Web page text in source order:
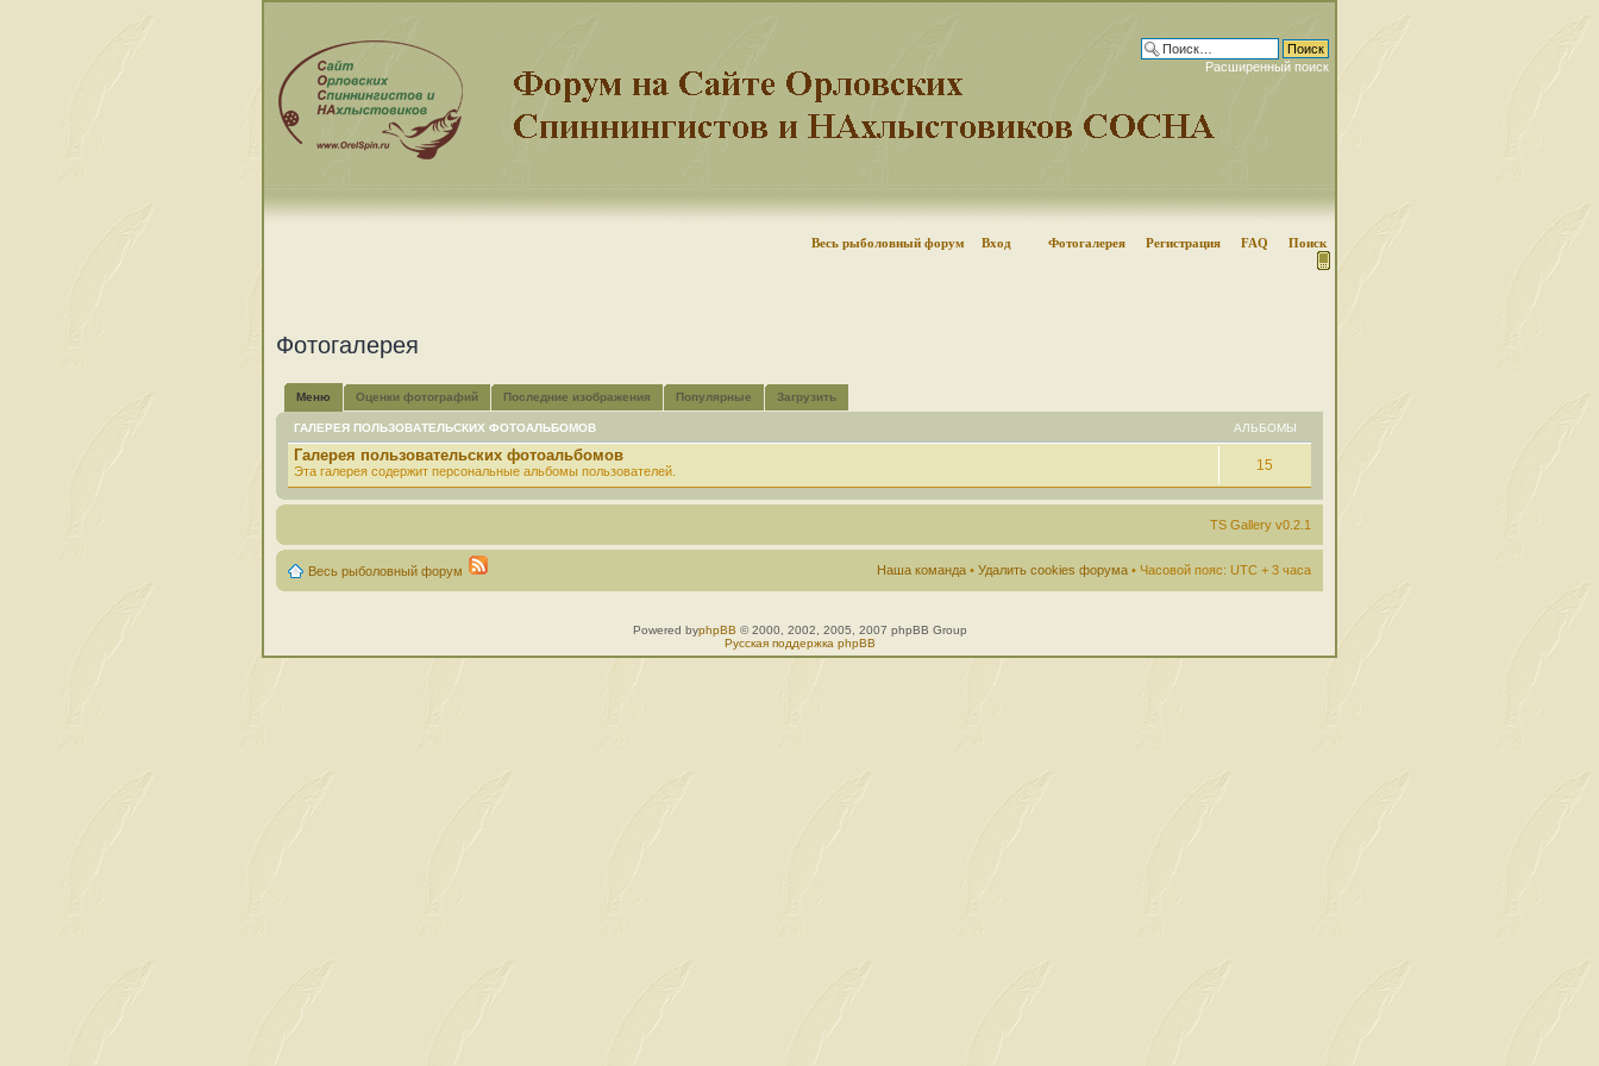
Расширенный поиск
Весь рыболовный форум Вход Фотогалерея Регистрация FAQ Поиск
Фотогалерея
Меню Оценки фотографий Последние изображения Популярные Загрузить
ГАЛЕРЕЯ ПОЛЬЗОВАТЕЛЬСКИХ ФОТОАЛЬБОМОВ АЛЬБОМЫ
Галерея пользовательских фотоальбомов
Эта галерея содержит персональные альбомы пользователей. 15
TS Gallery v0.2.1
Весь рыболовный форум Наша команда • Удалить cookies форума • Часовой пояс: UTC + 3 часа
Powered byphpBB © 2000, 2002, 2005, 2007 phpBB Group
Русская поддержка phpBB